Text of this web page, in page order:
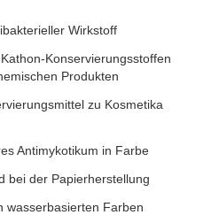
Wirkstoff
Konservierungsstoffen
Produkten
zu Kosmetika
Antimykotikum in Farbe
bei der Papierherstellung
wasserbasierten Farben